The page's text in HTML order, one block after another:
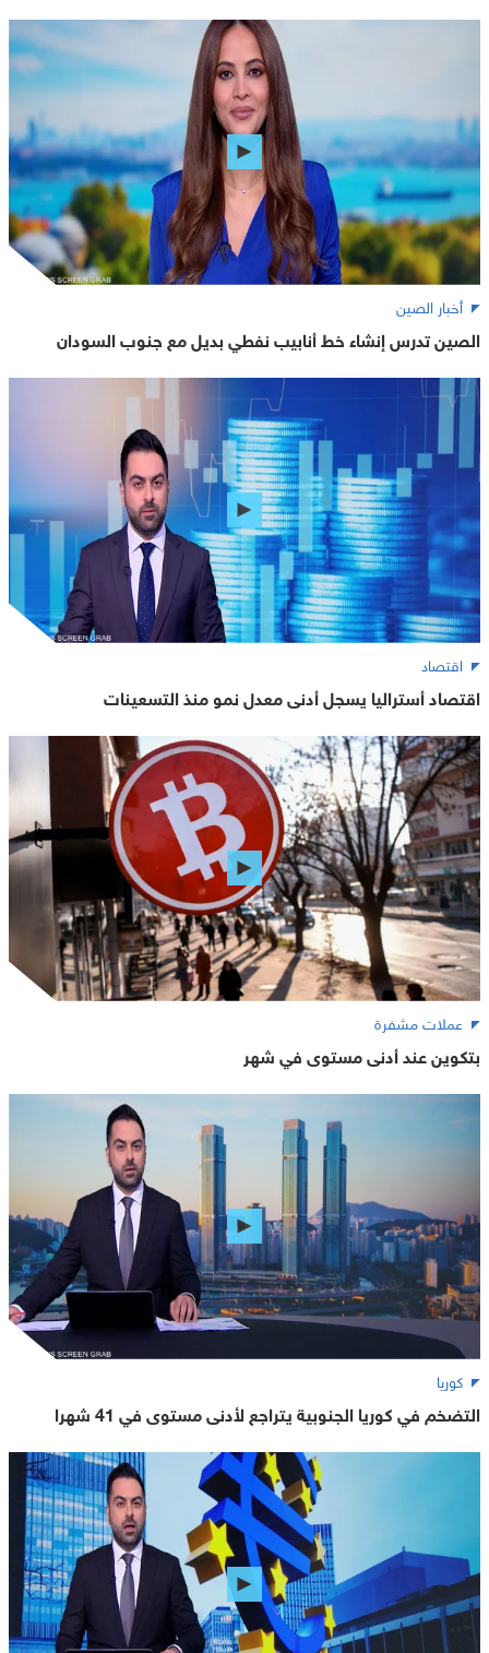
أخبار الصين
الصين تدرس إنشاء خط أنابيب نفطي بديل مع جنوب السودان
اقتصاد
اقتصاد أستراليا يسجل أدنى معدل نمو منذ التسعينات
عملات مشفرة
بتكوين عند أدنى مستوى في شهر
كوريا
التضخم في كوريا الجنوبية يتراجع لأدنى مستوى في 41 شهرا